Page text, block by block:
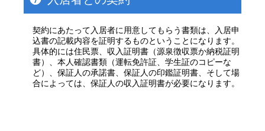
契約にあたって入居者に用意してもらう書類は、入居申
込書の記載内容を証明するものということになります。
具体的には住民票、収入証明書（源泉徴収票か納税証明
書）、本人確認書類（運転免許証、学生証のコピーな
ど）、保証人の承諾書、保証人の印鑑証明書、そして場
合によっては、保証人の収入証明書が必要になります。